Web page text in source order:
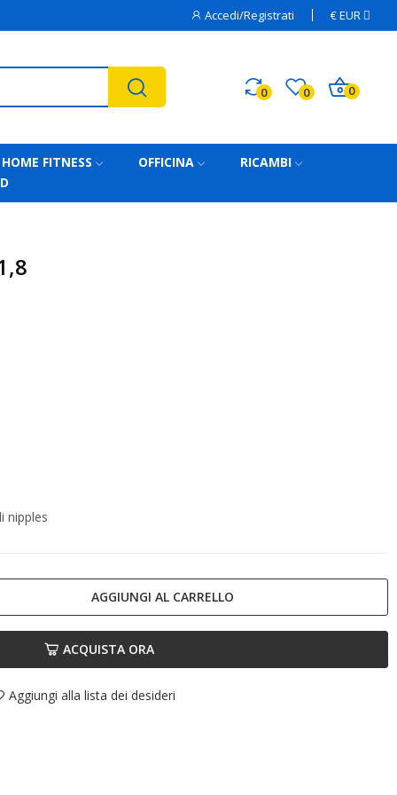
Accedi/Registrati €EUR
0 0 0
HOME FITNESS OFFICINA
RICAMBI
nipples
AGGIUNGI AL CARRELLO
ACQUISTA ORA
Aggiungi alla lista dei desideri